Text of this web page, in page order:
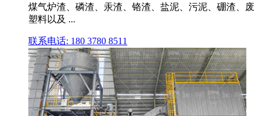
煤气炉渣、磷渣、汞渣、铬渣、盐泥、污泥、硼渣、废
塑料以及 ...
联系电话: 180 3780 8511